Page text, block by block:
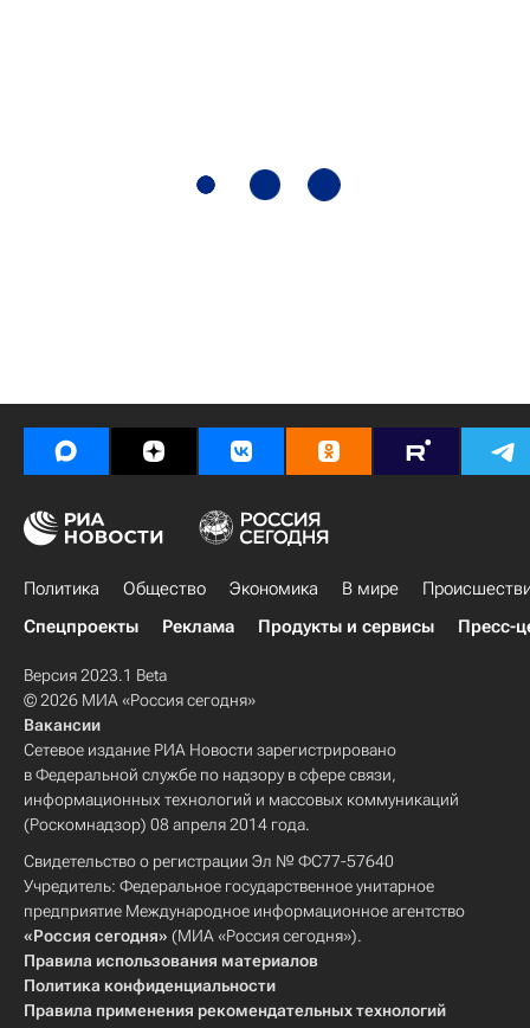
Политика Общество Экономика В мире
Спецпроекты
Реклама Продукты и сервисы Пресс-
Версия 2023.1 Beta
© 2026 МИА «Россия сегодня»
Вакансии
Сетевое издание РИА Новости зарегистрировано
в Федеральной службе по надзору в сфере связи,
информационных технологий и массовых коммуникаций
(Роскомнадзор) 08 апреля 2014 года.
Свидетельство о регистрации Эл № ФС77-57640
Учредитель: Федеральное государственное унитарное
предприятие Международное информационное агентство
«Россия сегодня» (МИА «Россия сегодня»).
Правила использования материалов
Политика конфиденциальности
Правила применения рекомендательных технологий